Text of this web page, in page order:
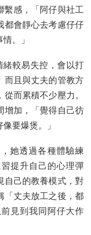
繫感，「阿仔與社工
都會靜心去考慮仔仔
。」
緒較易失控，會以打
而且與丈夫的管教方
而累積不少壓力。
增加，「覺得自己彷
要爆煲。」
她透過各種體驗練
提升自己的心理彈
自己的教養模式，對
「丈夫放工之後，都
見到我同阿仔大作